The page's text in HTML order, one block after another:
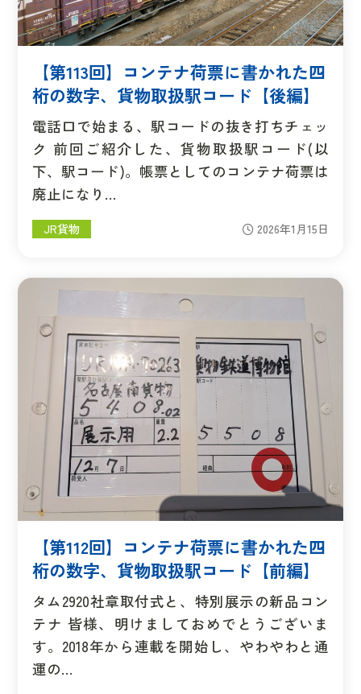
【第113回】コンテナ荷票に書かれた四
桁の数字、貨物取扱駅コード【後編】
電話口で始まる、駅コードの抜き打ちチェッ
ク 前回ご紹介した、貨物取扱駅コード(以
下、駅コード)。帳票としてのコンテナ荷票は
廃止になり…
JR貨物 2026年1月15日
【第112回】コンテナ荷票に書かれた四
桁の数字、貨物取扱駅コード【前編】
タム2920社章取付式と、特別展示の新品コン
テナ 皆様、明けましておめでとうございま
す。2018年から連載を開始し、やわやわと通
運の…